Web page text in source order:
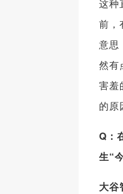
这种
前，
意思
然有
害羞
的原
Q
生“
大谷